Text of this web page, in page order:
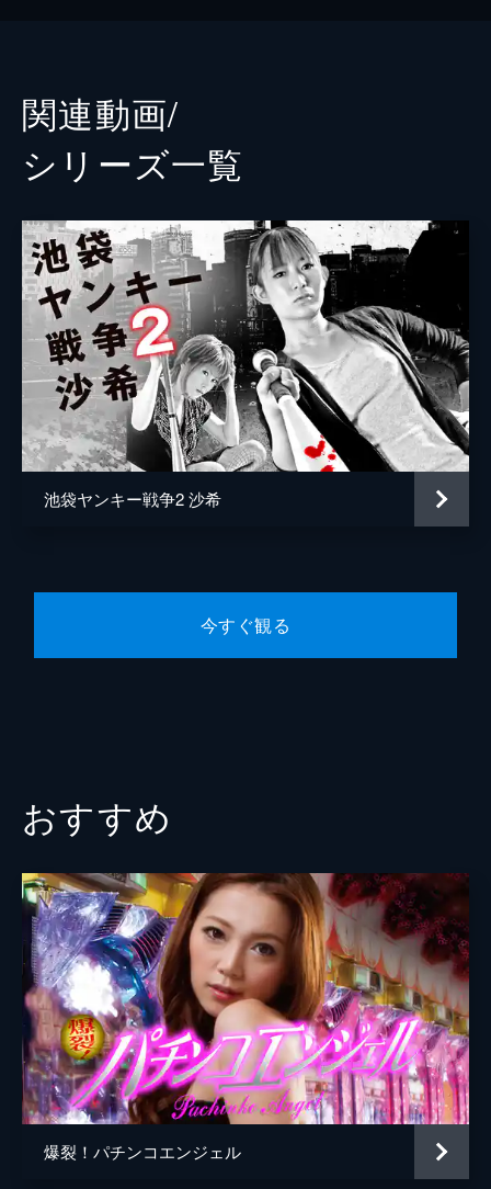
監督
脚本
関連動画/
シリーズ⼀覧
池袋ヤンキー戦争2 沙希
今すぐ観る
おすすめ
爆裂！パチンコエンジェル